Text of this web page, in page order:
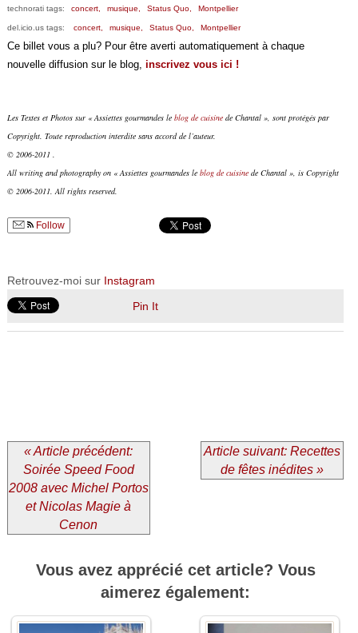
technorati tags: concert, musique, Status Quo, Montpellier
del.icio.us tags: concert, musique, Status Quo, Montpellier
Ce billet vous a plu? Pour être averti automatiquement à chaque
nouvelle diffusion sur le blog, inscrivez vous ici !
Les Textes et Photos sur « Assiettes gourmandes le blog de cuisinede Chantal », sont protégés par
Copyright. Toute reproduction interdite sans accord de l’auteur.
© 2006-2011 .
All writing and photography on « Assiettes gourmandes le blog de cuisinede Chantal », is Copyright
© 2006-2011. All rights reserved.
Follow
Retrouvez-moi sur Instagram
Pin It
« Article précédent:
Soirée Speed Food
2008 avec Michel Portos
et Nicolas Magie à
Cenon
Article suivant: Recettes
de fêtes inédites »
Vous avez apprécié cet article? Vous
aimerez également: